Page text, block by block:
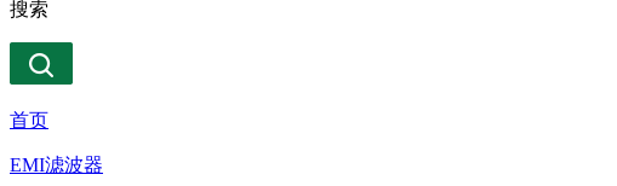
搜索
首页
EMI滤波器